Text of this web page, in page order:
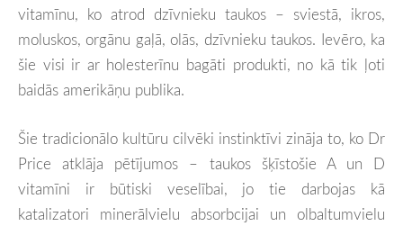
vitamīnu, ko atrod dzīvnieku taukos – sviestā, ikros,
moluskos, orgānu gaļā, olās, dzīvnieku taukos. Ievēro, ka
šie visi ir ar holesterīnu bagāti produkti, no kā tik ļoti
baidās amerikāņu publika.
Šie tradicionālo kultūru cilvēki instinktīvi zināja to, ko Dr
Price atklāja pētījumos – taukos šķīstošie A un D
vitamīni ir būtiski veselībai, jo tie darbojas kā
katalizatori minerālvielu absorbcijai un olbaltumvielu